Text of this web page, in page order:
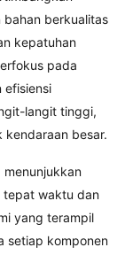
berkualitas
kepatuhan
pada
efisiensi
langit tinggi,
kendaraan besar.
menunjukkan
tepat waktu dan
yang terampil
setiap komponen